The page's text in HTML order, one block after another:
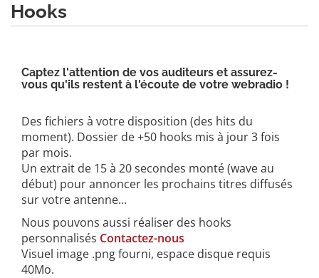
Hooks
Captez l'attention de vos auditeurs et assurez-
vous qu'ils restent à l'écoute de votre webradio !
Des fichiers à votre disposition (des hits du
moment). Dossier de +50 hooks mis à jour 3 fois
par mois.
Un extrait de 15 à 20 secondes monté (wave au
début) pour annoncer les prochains titres diffusés
sur votre antenne...
Nous pouvons aussi réaliser des hooks
personnalisés Contactez-nous
Visuel image .png fourni, espace disque requis
40Mo.